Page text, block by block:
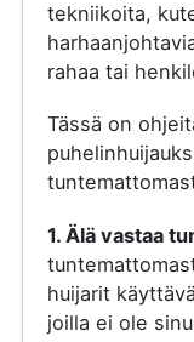
tekniikoita,
rahaa tai
Tässä on
1. Älä vastaa
huijarit
joilla ei ole